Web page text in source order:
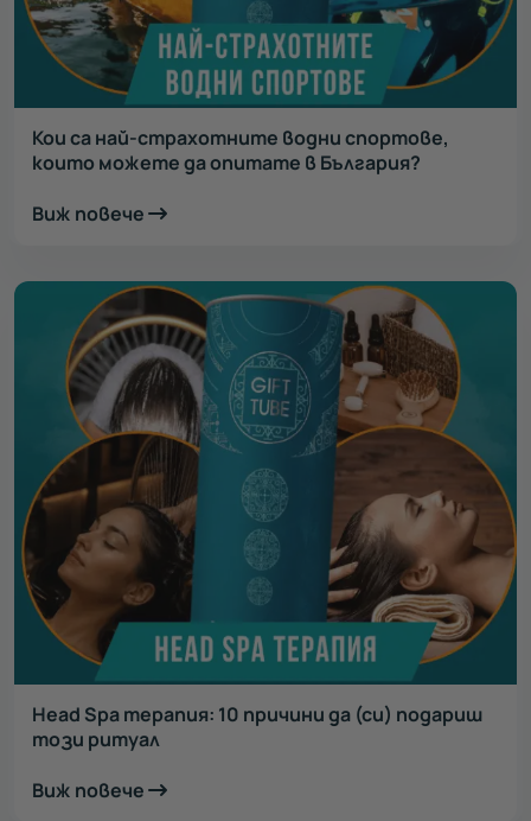
Кои са най-страхотните водни спортове,
които можете да опитате в България?
Виж повече
Head Spa терапия: 10 причини да (си) подариш
този ритуал
Виж повече